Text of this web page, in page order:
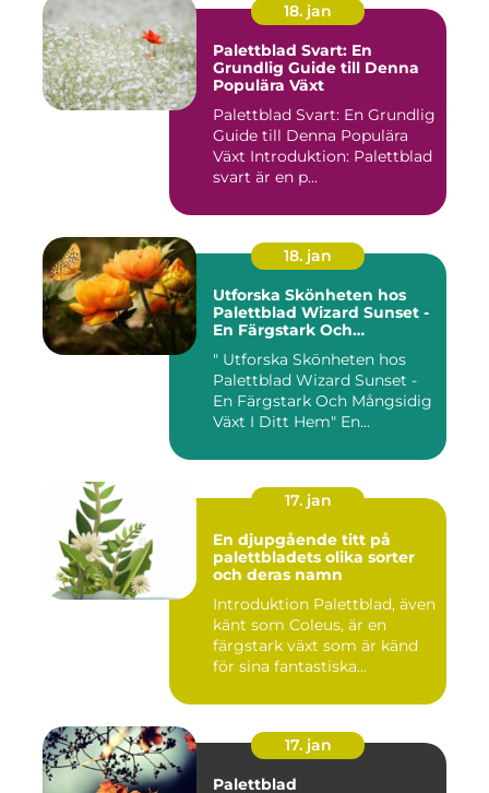
18. jan
Palettblad Svart: En
Grundlig Guide till Denna
Populära Växt
Palettblad Svart: En Grundlig
Guide till Denna Populära
Växt Introduktion: Palettblad
svart är en p...
18. jan
Utforska Skönheten hos
Palettblad Wizard Sunset -
En Färgstark Och
" Utforska Skönheten hos
Palettblad Wizard Sunset -
En Färgstark Och Mångsidig
Växt I Ditt Hem" En...
17. jan
En djupgående titt på
palettbladets olika sorter
och deras namn
Introduktion Palettblad, även
känt som Coleus, är en
färgstark växt som är känd
för sina fantastiska...
17. jan
Palettblad